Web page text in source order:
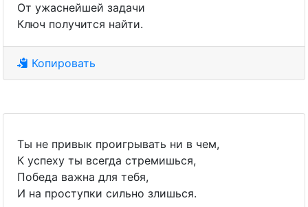
От ужаснейшей задачи
Ключ получится найти.
Копировать
Ты не привык проигрывать ни в чем,
К успеху ты всегда стремишься,
Победа важна для тебя,
И на проступки сильно злишься.